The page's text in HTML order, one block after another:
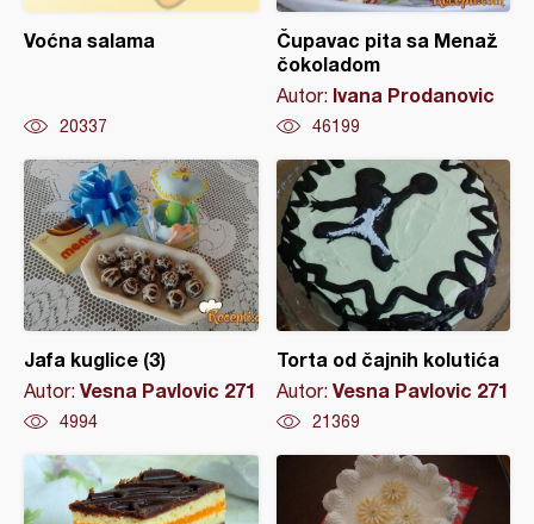
Voćna salama
20337
Čupavac pita sa Menaž
čokoladom
Autor: Ivana Prodanovic
46199
Jafa kuglice (3)
Autor: Vesna Pavlovic 271
4994
Torta od čajnih kolutića
Autor: Vesna Pavlovic 271
21369